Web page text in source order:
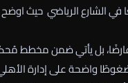
في الشارع الرياضي حيث
بل يأتي ضمن مخطط
ضغوطًا واضحة على إدارة